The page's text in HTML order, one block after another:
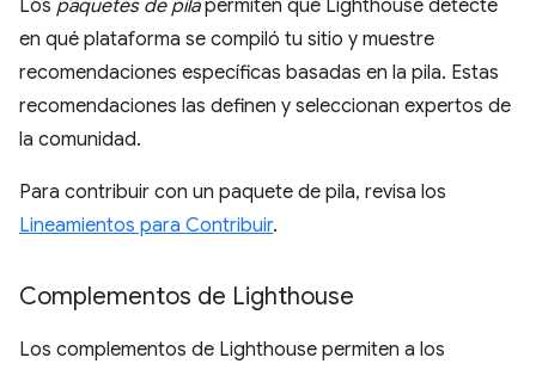
Los paquetes de pilapermiten que Lighthouse detecte
en qué plataforma se compiló tu sitio y muestre
recomendaciones específicas basadas en la pila. Estas
recomendaciones las definen y seleccionan expertos de
la comunidad.
Para contribuir con un paquete de pila, revisa los
Lineamientos para Contribuir.
Complementos de Lighthouse
Los complementos de Lighthouse permiten a los